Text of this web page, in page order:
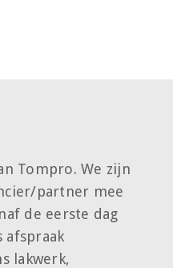
Tompro. We zijn
partner mee
de eerste dag
afspraak
lakwerk,